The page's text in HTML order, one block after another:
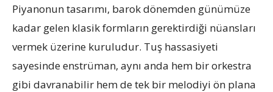
Piyanonun tasarımı, barok dönemden günümüze
kadar gelen klasik formların gerektirdiği nüansları
vermek üzerine kuruludur. Tuş hassasiyeti
sayesinde enstrüman, aynı anda hem bir orkestra
gibi davranabilir hem de tek bir melodiyi ön plana